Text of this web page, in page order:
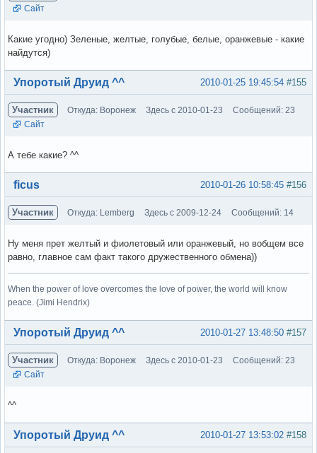
Сайт
Какие угодно) Зеленые, желтые, голубые, белые, оранжевые - какие
найдутся)
Вне форума #155
2010-01-25 19:45:54
Упоротый Друид ^^
Участник Откуда: Воронеж Здесь с 2010-01-23
Сообщений: 23
Сайт
А тебе какие? ^^
Вне форума #156
2010-01-26 10:58:45
ficus
Участник Откуда: Lemberg Здесь с 2009-12-24 Сообщений: 14
Ну меня прет желтый и фиолетовый или оранжевый, но вобщем все
равно, главное сам факт такого дружественного обмена))
When the power of love overcomes the love of power, the world will know
peace. (Jimi Hendrix)
Вне форума #157
2010-01-27 13:48:50
Упоротый Друид ^^
Участник Откуда: Воронеж Здесь с 2010-01-23
Сообщений: 23
Сайт
^^
Вне форума #158
2010-01-27 13:53:02
Упоротый Друид ^^